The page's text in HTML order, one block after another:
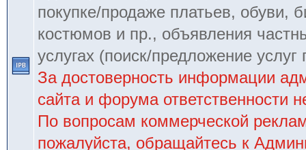
покупке/продаже платьев, обуви,
костюмов и пр., объявления
услугах (поиск/предложение
За достоверность информации
сайта и форума ответственности
По вопросам коммерческой
пожалуйста, обращайтесь к